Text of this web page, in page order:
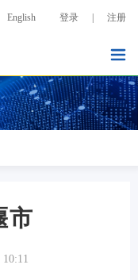
登录 注册
English
市